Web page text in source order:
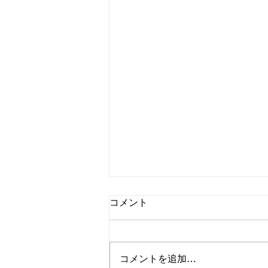
コメント
コメントを追加…